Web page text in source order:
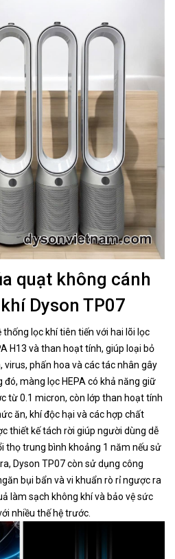
quạt không cánh
Dyson TP07
lọc khí tiên tiến với hai lõi lọc
H13 và than hoạt tính, giúp loại bỏ
virus, phấn hoa và các tác nhân gây
màng lọc HEPA có khả năng giữ
từ 0.1 micron, còn lớp than hoạt tính
ăn, khí độc hại và các hợp chất
thiết kế tách rời giúp người dùng dễ
thọ trung bình khoảng 1 năm nếu sử
Dyson TP07 còn sử dụng công
bụi bẩn và vi khuẩn rò rỉ ngược ra
làm sạch không khí và bảo vệ sức
nhiều thế hệ trước.​​​​​​​